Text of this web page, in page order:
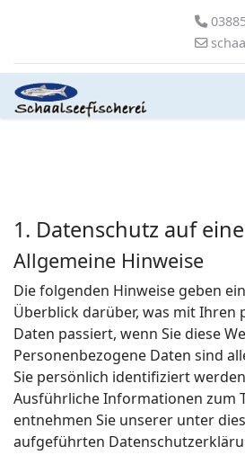
1. Datenschutz auf
Allgemeine Hinweise
Die folgenden Hinweise geben
Überblick darüber, was mit Ihren
Daten passiert, wenn Sie diese
Personenbezogene Daten sind
Sie persönlich identifiziert
Ausführliche Informationen zum
entnehmen Sie unserer unter
aufgeführten